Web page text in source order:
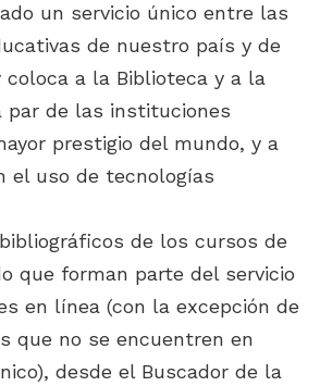
un servicio único entre las
de nuestro país y de
coloca a la Biblioteca y a la
par de las instituciones
prestigio del mundo, y a
el uso de tecnologías
de los cursos de
que forman parte del servicio
en línea (con la excepción de
que no se encuentren en
desde el Buscador de la